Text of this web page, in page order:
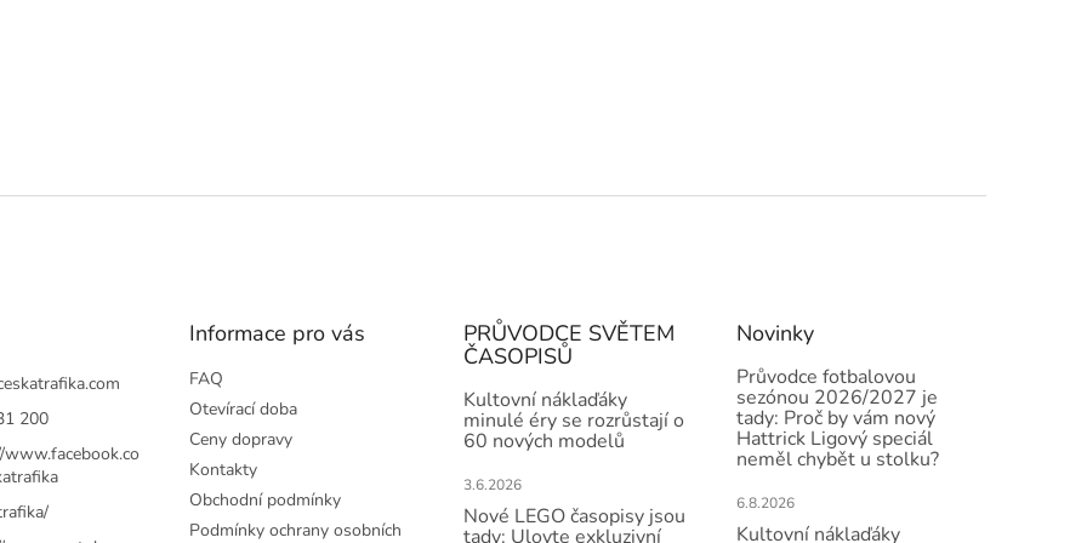
200
Informace pro vás
FAQ
Otevírací doba
Ceny dopravy
Kontakty
Obchodní podmínky
Podmínky ochrany osobních
PRŮVODCE SVĚTEM
ČASOPISŮ
Kultovní náklaďáky
minulé éry se rozrůstají o
60 nových modelů
3.6.2026
Nové LEGO časopisy jsou
tady: Ulovte exkluzivní
Novinky
Průvodce fotbalovou
sezónou 2026/2027 je
tady: Proč by vám nový
Hattrick Ligový speciál
neměl chybět u stolku?
6.8.2026
Kultovní náklaďáky